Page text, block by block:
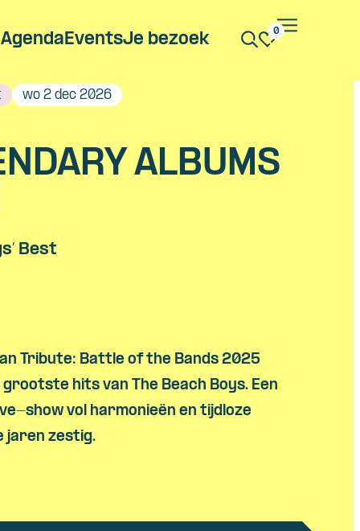
AgendaEventsJe bezoek 0
wo 2 dec 2026
ALBUMS
Best
Tribute: Battle of the Bands 2025
hits van The Beach Boys. Een
show vol harmonieën en tijdloze
jaren zestig.